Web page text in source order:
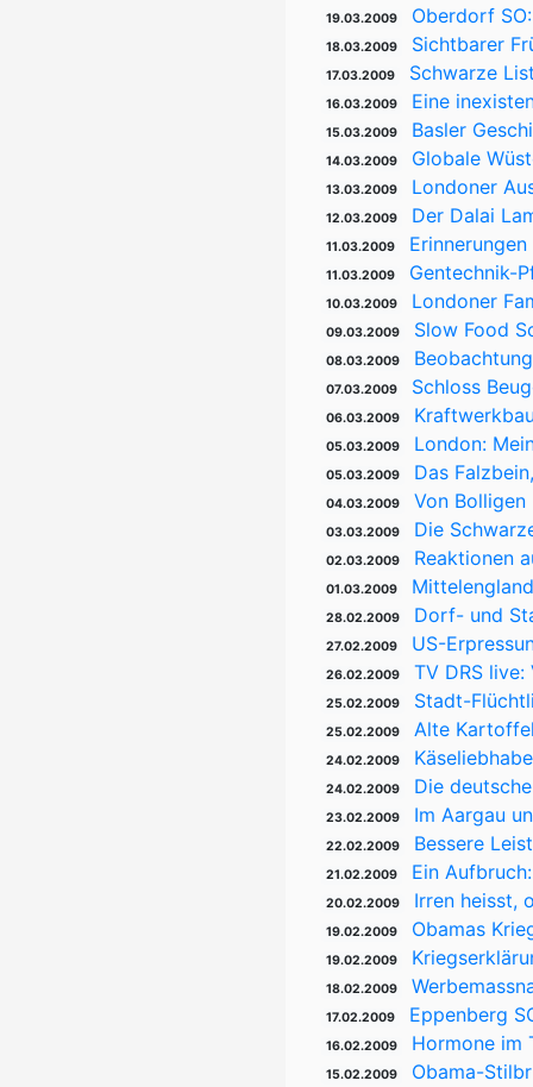
19.03.2009 Oberdorf
18.03.2009 Sichtbarer
17.03.2009 Schwarze
16.03.2009 Eine
15.03.2009 Basler
14.03.2009 Globale
13.03.2009 Londoner
12.03.2009 Der Dalai
11.03.2009
11.03.2009 Gentechnik-
10.03.2009 Londoner
09.03.2009 Slow Food
08.03.2009
07.03.2009 Schloss
06.03.2009
05.03.2009 London:
05.03.2009 Das
04.03.2009 Von
03.03.2009 Die
02.03.2009 Reaktionen
01.03.2009
28.02.2009 Dorf- und
27.02.2009 US-
26.02.2009 TV DRS
25.02.2009 Stadt-
25.02.2009 Alte
24.02.2009
24.02.2009 Die
23.02.2009 Im Aargau
22.02.2009 Bessere
21.02.2009 Ein
20.02.2009 Irren heisst,
19.02.2009 Obamas
19.02.2009
18.02.2009
17.02.2009 Eppenberg
16.02.2009 Hormone im
15.02.2009 Obama-